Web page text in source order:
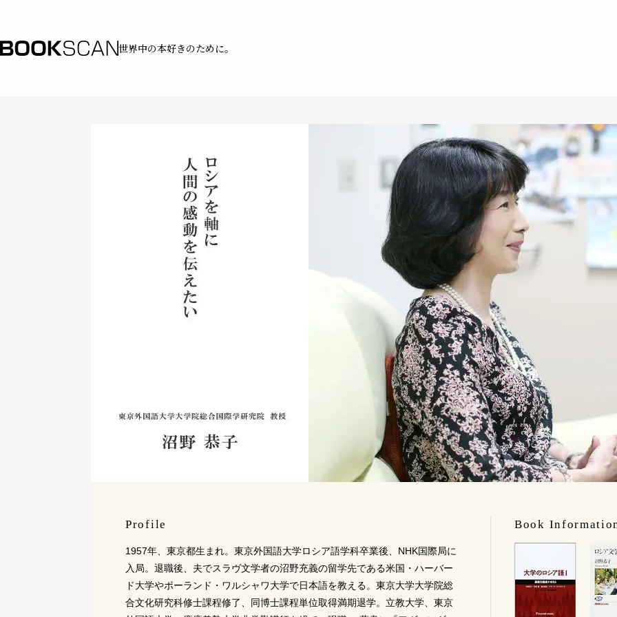
世界中の本好きのために。
Profile
1957年、東京都生まれ。東京外国語大学ロシア語学科卒業後、NHK国際局に
入局。退職後、夫でスラヴ文学者の沼野充義の留学先である米国・ハーバー
ド大学やポーランド・ワルシャワ大学で日本語を教える。東京大学大学院総
合文化研究科修士課程修了、同博士課程単位取得満期退学。立教大学、東京
Book